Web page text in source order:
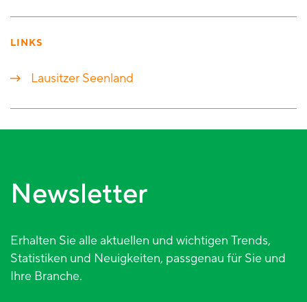
LINKS
Lausitzer Seenland
Newsletter
Erhalten Sie alle aktuellen und wichtigen Trends,
Statistiken und Neuigkeiten, passgenau für Sie und
Ihre Branche.